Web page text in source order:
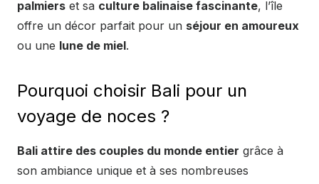
palmiers et sa culture balinaise fascinante, l’île
offre un décor parfait pour un séjour en amoureux
ou une lune de miel.
Pourquoi choisir Bali pour un
voyage de noces ?
Bali attire des couples du monde entier grâce à
son ambiance unique et à ses nombreuses